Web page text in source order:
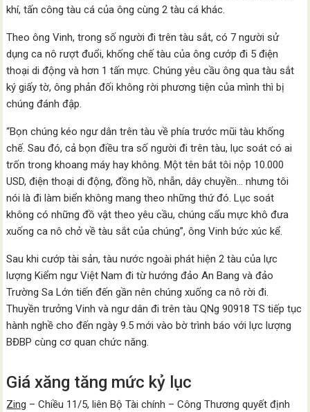
khí, tấn công tàu cá của ông cùng 2 tàu cá khác.
Theo ông Vinh, trong số người đi trên tàu sắt, có 7 người sử
dụng ca nô rượt đuổi, khống chế tàu của ông cướp đi 5 điện
thoại di động và hơn 1 tấn mực. Chúng yêu cầu ông qua tàu sắt
ký giấy tờ, ông phản đối không rời phương tiện của mình thì bị
chúng đánh đập.
“Bọn chúng kéo ngư dân trên tàu về phía trước mũi tàu khống
chế. Sau đó, cả bọn điều tra số người đi trên tàu, lục soát có ai
trốn trong khoang máy hay không. Một tên bắt tôi nộp 10.000
USD, điện thoại di động, đồng hồ, nhẫn, dây chuyền… nhưng tôi
nói là đi làm biển không mang theo những thứ đó. Lục soát
không có những đồ vật theo yêu cầu, chúng cẩu mực khô đưa
xuống ca nô chở về tàu sắt của chúng”, ông Vinh bức xúc kể.
Sau khi cướp tài sản, tàu nước ngoài phát hiện 2 tàu của lực
lượng Kiểm ngư Việt Nam đi từ hướng đảo An Bang và đảo
Trường Sa Lớn tiến đến gần nên chúng xuống ca nô rời đi.
Thuyền trưởng Vinh và ngư dân đi trên tàu QNg 90918 TS tiếp tục
hành nghề cho đến ngày 9.5 mới vào bờ trình báo với lực lượng
BĐBP cùng cơ quan chức năng.
Giá xăng tăng mức kỷ lục
Zing – Chiều 11/5, liên Bộ Tài chính – Công Thương quyết định